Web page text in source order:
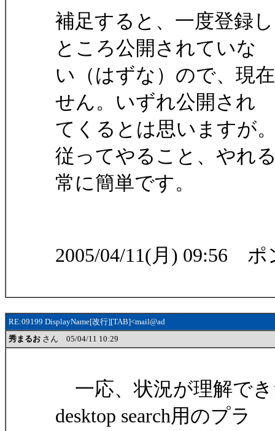
補足すると、一度登録
ところ公開されていな
い（はずな）ので、現
せん。いずれ公開され
てくるとは思いますが
従ってやること、やれ
常に簡単です。
2005/04/11(月) 09:56 ポ
RE:09199 DisplayName[改行][TAB]<mail@ad
秀まるお さん 05/04/11 10:29
一応、状況が理解で
desktop search用のプラ